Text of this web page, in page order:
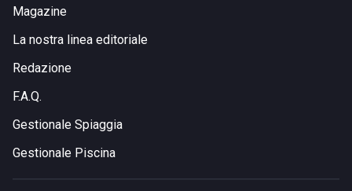
Magazine
La nostra linea editoriale
Redazione
F.A.Q.
Gestionale Spiaggia
Gestionale Piscina